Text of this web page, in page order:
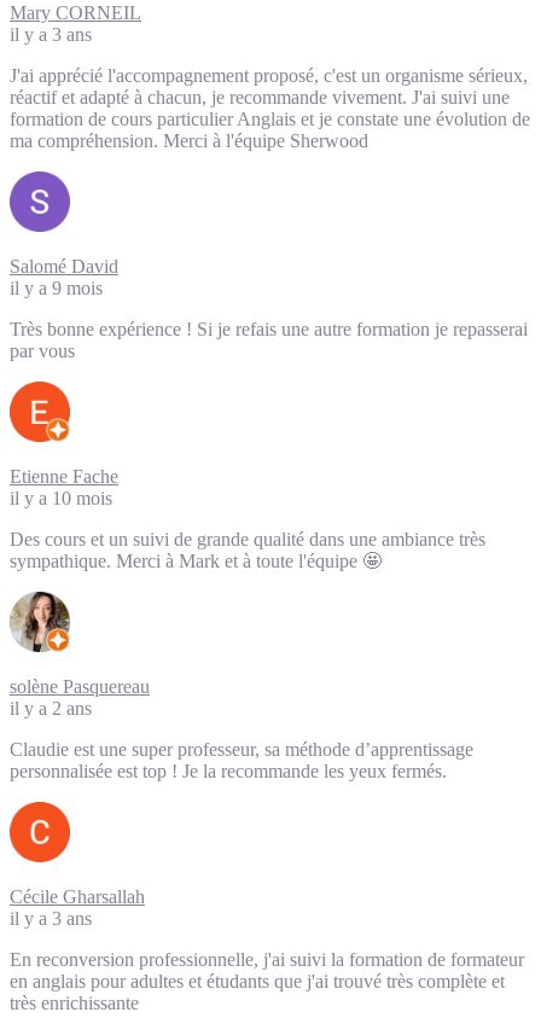
Mary CORNEIL
il y a 3 ans
J'ai apprécié l'accompagnement proposé, c'est un organisme sérieux,
réactif et adapté à chacun, je recommande vivement. J'ai suivi une
formation de cours particulier Anglais et je constate une évolution de
ma compréhension. Merci à l'équipe Sherwood
Salomé David
il y a 9 mois
Très bonne expérience ! Si je refais une autre formation je repasserai
par vous
Etienne Fache
il y a 10 mois
Des cours et un suivi de grande qualité dans une ambiance très
sympathique. Merci à Mark et à toute l'équipe 🤩
solène Pasquereau
il y a 2 ans
Claudie est une super professeur, sa méthode d’apprentissage
personnalisée est top ! Je la recommande les yeux fermés.
Cécile Gharsallah
il y a 3 ans
En reconversion professionnelle, j'ai suivi la formation de formateur
en anglais pour adultes et étudants que j'ai trouvé très complète et
très enrichissante